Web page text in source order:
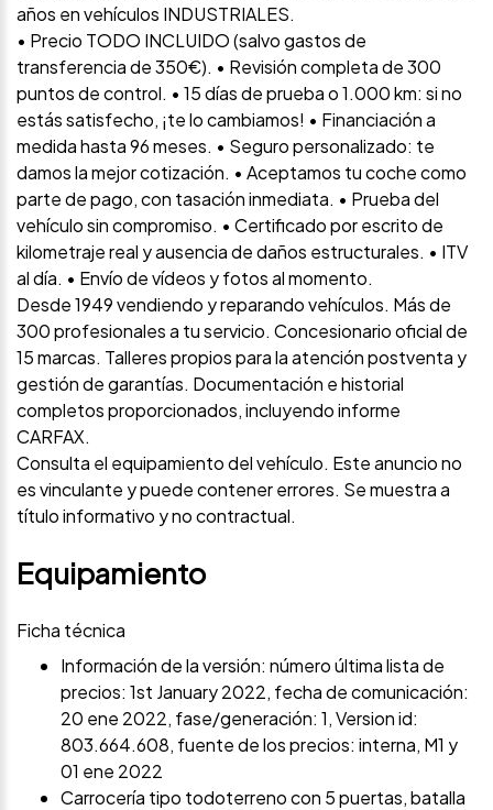
años en vehículos INDUSTRIALES.
• Precio TODO INCLUIDO (salvo gastos de
transferencia de 350€). • Revisión completa de 300
puntos de control. • 15 días de prueba o 1.000 km: si no
estás satisfecho, ¡te lo cambiamos! • Financiación a
medida hasta 96 meses. • Seguro personalizado: te
damos la mejor cotización. • Aceptamos tu coche como
parte de pago, con tasación inmediata. • Prueba del
vehículo sin compromiso. • Certificado por escrito de
kilometraje real y ausencia de daños estructurales. • ITV
al día. • Envío de vídeos y fotos al momento.
Desde 1949 vendiendo y reparando vehículos. Más de
300 profesionales a tu servicio. Concesionario oficial de
15 marcas. Talleres propios para la atención postventa y
gestión de garantías. Documentación e historial
completos proporcionados, incluyendo informe
CARFAX.
Consulta el equipamiento del vehículo. Este anuncio no
es vinculante y puede contener errores. Se muestra a
título informativo y no contractual.
Equipamiento
Ficha técnica
Información de la versión: número última lista de
precios: 1st January 2022, fecha de comunicación:
20 ene 2022, fase/generación: 1, Version id:
803.664.608, fuente de los precios: interna, M1 y
01 ene 2022
Carrocería tipo todoterreno con 5 puertas, batalla